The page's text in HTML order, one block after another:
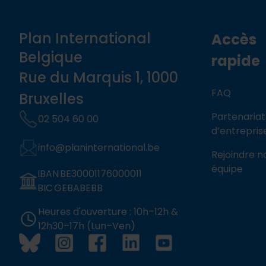
Plan International
Belgique
Rue du Marquis 1, 1000
Bruxelles
02 504 60 00
info@planinternational.be
IBAN BE30001176000011
BIC GEBABEBB
Heures d'ouverture : 10h–12h &
12h30–17h (Lun–Ven)
Accès
rapide
FAQ
Partenariat
Rejoindre
équipe